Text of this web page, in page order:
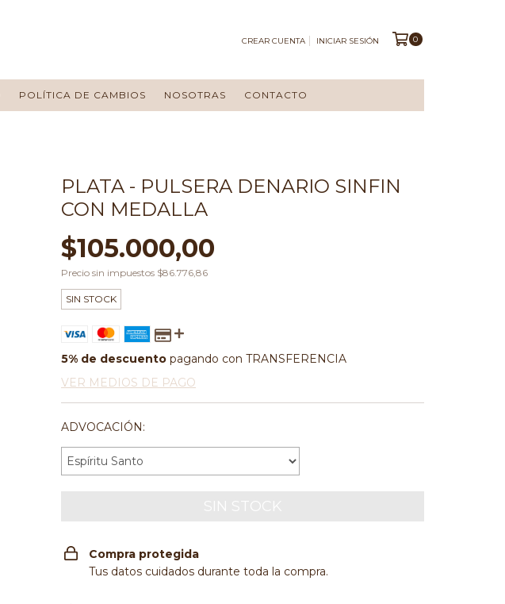
CREAR CUENTA INICIAR SESIÓN 0
POLÍTICA DE CAMBIOS NOSOTRAS CONTACTO
PLATA - PULSERA DENARIO SINFIN
CON MEDALLA
$105.000,00
Precio sin impuestos $86.776,86
SIN STOCK
5% de descuento pagando con TRANSFERENCIA
VER MEDIOS DE PAGO
ADVOCACIÓN:
Compra protegida
Tus datos cuidados durante toda la compra.